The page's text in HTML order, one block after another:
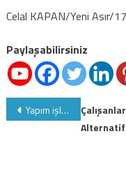
Celal KAPAN/Yeni Asır/
Paylaşabilirsiniz
Yazı
gezinmesi
Yapım işlerinde benzer iş grupları tebliği yayımlandı